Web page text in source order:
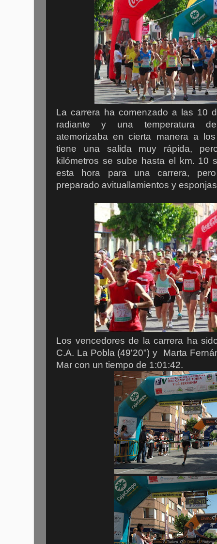
La carrera ha comenzado a las 10
radiante y una temperatura
atemorizaba en cierta manera a
tiene una salida muy rápida,
kilómetros se sube hasta el km. 10
esta hora para una carrera,
preparado avituallamientos y
Los vencedores de la carrera ha
C.A. La Pobla (49'20") y Marta
Mar con un tiempo de 1:01:42.